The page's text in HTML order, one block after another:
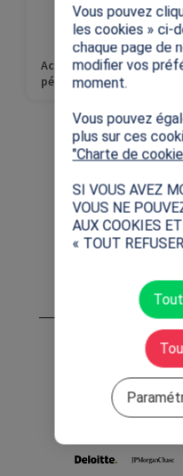
Activités
pédagogiques
Vous pouvez
les cookies » ci-
chaque page de
modifier vos
moment.
Vous pouvez
plus sur ces
"Charte de
SI VOUS AVEZ
VOUS NE
AUX COOKIES
« TOUT